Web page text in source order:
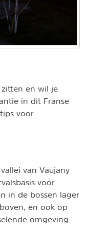
en wil je
in dit Franse
voor
van Vaujany
voor
in de bossen lager
en ook op
omgeving